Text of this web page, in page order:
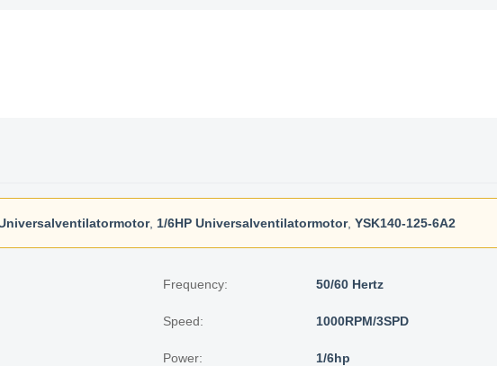
, 1/6HP Universalventilatormotor, YSK140-125-6A2
Frequency: 50/60 Hertz
Speed: 1000RPM/3SPD
Power: 1/6hp